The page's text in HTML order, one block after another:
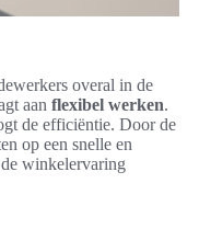
overal in de
aan flexibel werken.
de efficiëntie. Door de
op een snelle en
winkelervaring